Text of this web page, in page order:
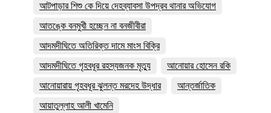
আটপাড়ার শিশু কে দিয়ে দেহব্যাবসা উপদ্রব থানার অভিযোগ
আতঙ্কে বনমুখী হচ্ছেন না বনজীবীরা
আদমদীঘিতে অতিরিক্ত দামে মাংস বিক্রি
আদমদীঘিতে গৃহবধূর রহস্যজনক মৃত্যু
আনোয়ার হোসেন রকি
আনোয়ারায় গৃহবধূর ঝুলন্ত মরদেহ উদ্ধার
আন্তর্জাতিক
আয়াতুল্লাহ আলী খামেনি